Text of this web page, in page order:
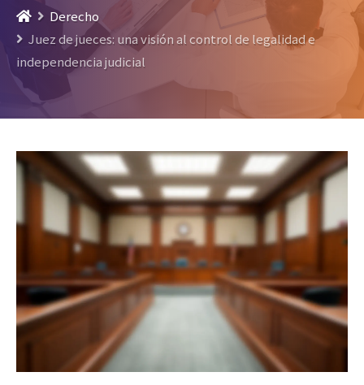
Derecho
Juez de jueces: una visión al control de legalidad e
independencia judicial